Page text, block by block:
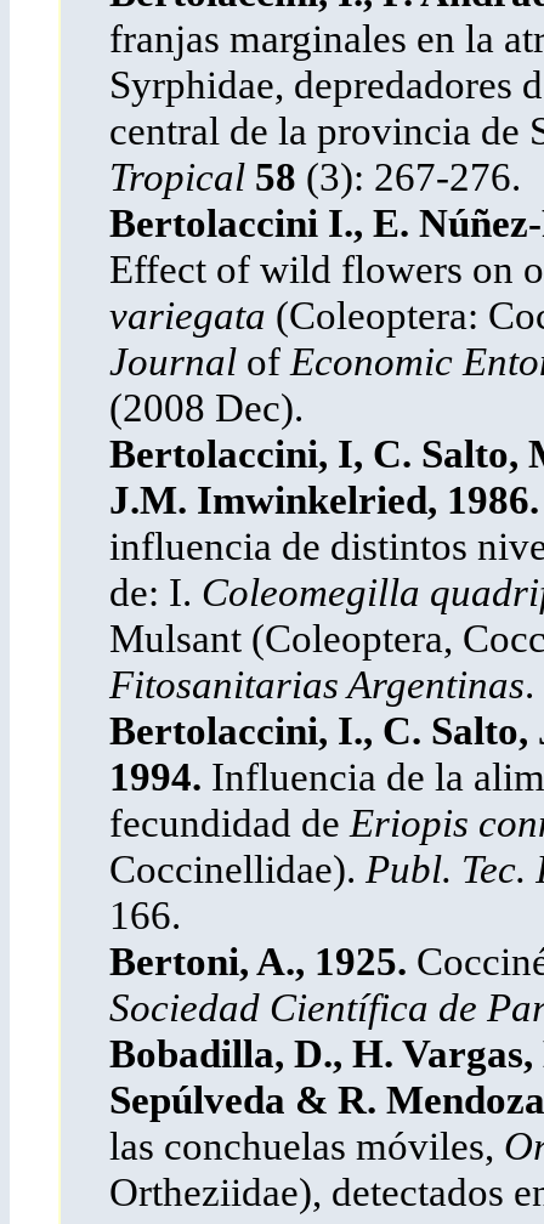
franjas marginales en la
Syrphidae, depredadores
central de la provincia de
Tropical 58 (3): 267-276.
Bertolaccini I., E.
Effect of wild flowers on
variegata (Coleoptera:
Journalof Economic
(2008 Dec).
Bertolaccini, I, C. Salto,
J.M. Imwinkelried, 1986.
influencia de distintos
de: I. Coleomegilla
Mulsant (Coleoptera,
Fitosanitarias Argentinas
Bertolaccini, I., C.
1994. Influencia de la
fecundidad de Eriopis
Coccinellidae). Publ. Tec.
166.
Bertoni, A., 1925.
Sociedad Científica de
Bobadilla, D., H.
Sepúlveda & R.
las conchuelas móviles,
Ortheziidae), detectados